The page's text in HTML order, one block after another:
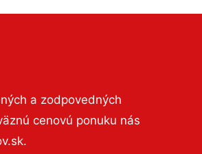
a zodpovedných
cenovú ponuku nás